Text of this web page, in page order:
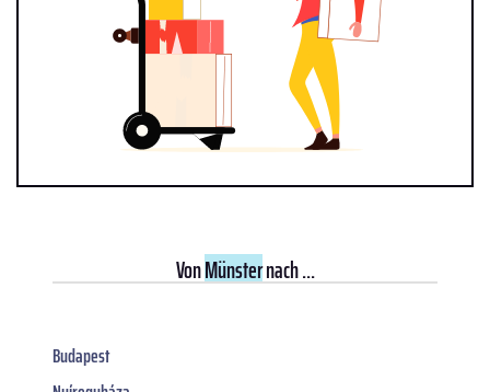
VonMünsternach ...
Budapest